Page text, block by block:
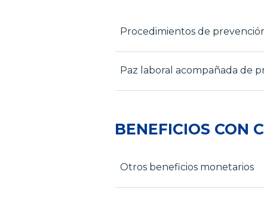
Procedimientos de
Paz laboral acompañada de
BENEFICIOS CON
Otros beneficios monetarios